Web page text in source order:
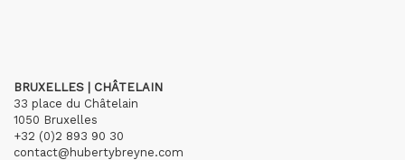
BRUXELLES | CHÂTELAIN
33 place du Châtelain
1050 Bruxelles
+32 (0)2 893 90 30
contact@hubertybreyne.com